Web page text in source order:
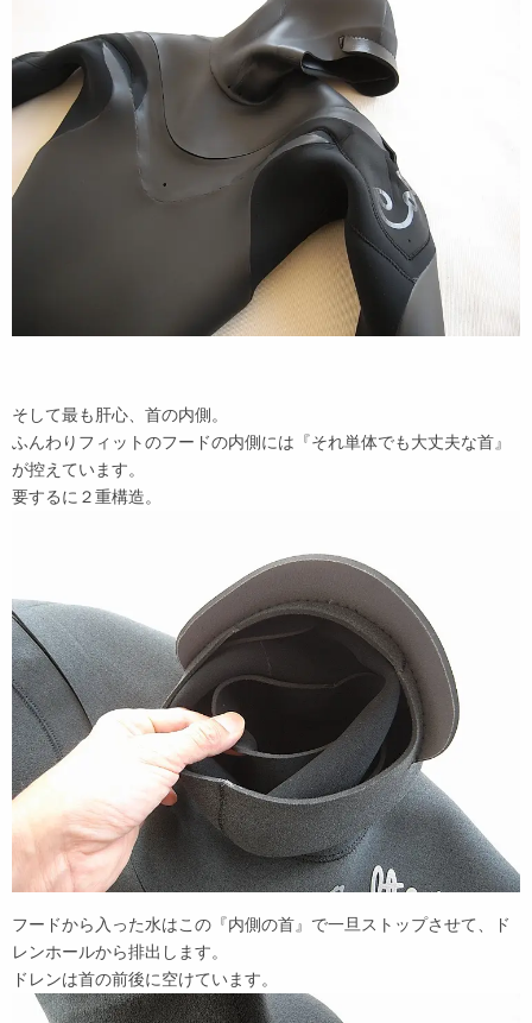
そして最も肝心、首の内側。
ふんわりフィットのフードの内側には『それ単体でも大丈夫な首』
が控えています。
要するに２重構造。
フードから入った水はこの『内側の首』で一旦ストップさせて、ド
レンホールから排出します。
ドレンは首の前後に空けています。